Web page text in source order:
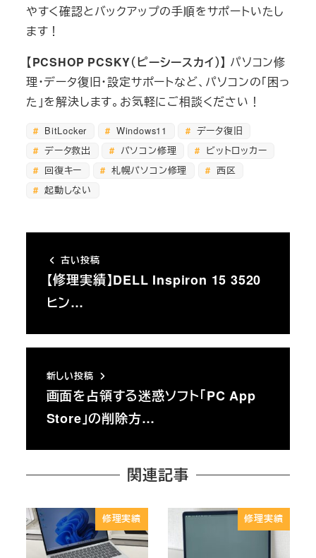
やすく確認とバックアップの手順をサポートいたし
ます！
【PCSHOP PCSKY（ピーシースカイ）】 パソコン修
理・データ復旧・設定サポートなど、パソコンの「困っ
た」を解決します。お気軽にご相談ください！
BitLocker Windows11
データ復旧
データ救出
パソコン修理
ビットロッカー
回復キー
札幌パソコン修理
西区
起動しない
古い投稿
【修理実績】DELL Inspiron 15 3520
ヒン…
新しい投稿
画面を占領する迷惑ソフト「PC App
Store」の削除方…
関連記事
修理実績 修理実績